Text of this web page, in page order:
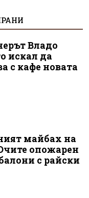
Владо
искал да
с кафе новата
майбах на
опожарен
с райски